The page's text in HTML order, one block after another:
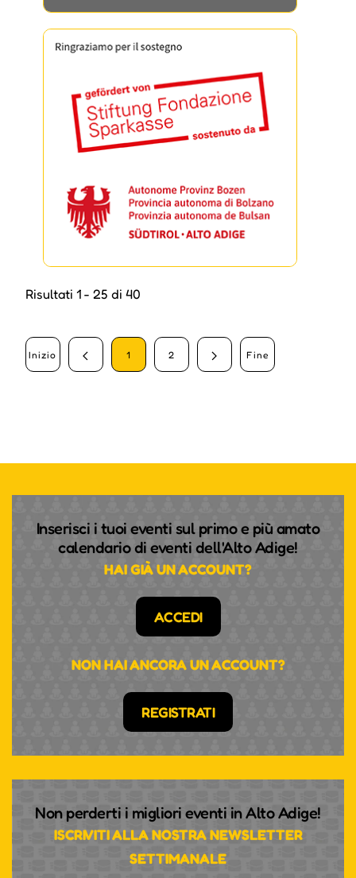
Risultati 1 - 25 di 40
Inizio 1 2 Fine
Inserisci i tuoi eventi sul primo e più amato
calendario di eventi dell'Alto Adige!
HAI GIÀ UN ACCOUNT?
ACCEDI
NON HAI ANCORA UN ACCOUNT?
REGISTRATI
Non perderti i migliori eventi in Alto Adige!
ISCRIVITI ALLA NOSTRA NEWSLETTER
SETTIMANALE